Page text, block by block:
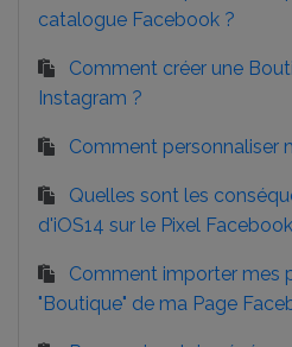
catalogue Facebook ?
Comment créer une
Instagram ?
Comment personnaliser
Quelles sont les
d'iOS14 sur le Pixel
Comment importer mes
"Boutique" de ma Page